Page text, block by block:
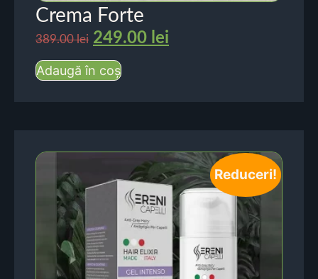
Crema Forte
389.00lei 249.00 lei
Adaugă în coș
Reduceri!